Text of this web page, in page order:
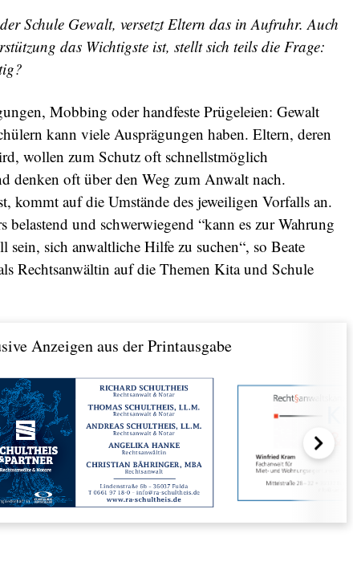
Schule Gewalt, versetzt Eltern das in Aufruhr. Auch
das Wichtigste ist, stellt sich teils die Frage:
Mobbing oder handfeste Prügeleien: Gewalt
kann viele Ausprägungen haben. Eltern, deren
wollen zum Schutz oft schnellstmöglich
denken oft über den Weg zum Anwalt nach.
kommt auf die Umstände des jeweiligen Vorfalls an.
belastend und schwerwiegend “kann es zur Wahrung
sein, sich anwaltliche Hilfe zu suchen“, so Beate
Rechtsanwältin auf die Themen Kita und Schule
Anzeigen aus der Printausgabe